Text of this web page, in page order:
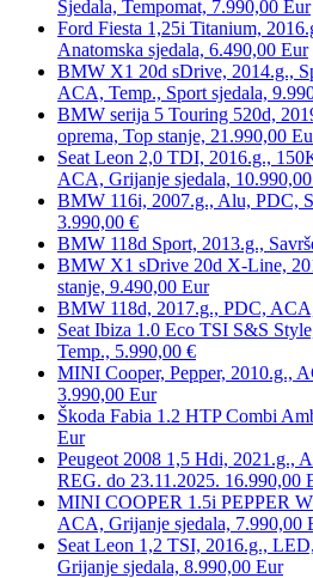
Sjedala, Tempomat, 7.990,00 Eur
Ford Fiesta 1,25i Titanium,
Anatomska sjedala, 6.490,00 Eur
BMW X1 20d sDrive, 2014.g.,
ACA, Temp., Sport sjedala,
BMW serija 5 Touring 520d,
oprema, Top stanje, 21.990,00
Seat Leon 2,0 TDI, 2016.g.,
ACA, Grijanje sjedala,
BMW 116i, 2007.g., Alu, PDC,
3.990,00 €
BMW 118d Sport, 2013.g.,
BMW X1 sDrive 20d X-Line,
stanje, 9.490,00 Eur
BMW 118d, 2017.g., PDC,
Seat Ibiza 1.0 Eco TSI S&S
Temp., 5.990,00 €
MINI Cooper, Pepper, 2010.g.,
3.990,00 Eur
Škoda Fabia 1.2 HTP Combi
Eur
Peugeot 2008 1,5 Hdi, 2021.g.,
REG. do 23.11.2025. 16.990,00
MINI COOPER 1.5i PEPPER
ACA, Grijanje sjedala, 7.990,00
Seat Leon 1,2 TSI, 2016.g.,
Grijanje sjedala, 8.990,00 Eur